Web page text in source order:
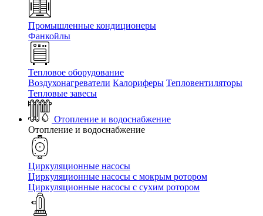
Промышленные кондиционеры
Фанкойлы
Тепловое оборудование
Воздухонагреватели Калориферы Тепловентиляторы
Тепловые завесы
Отопление и водоснабжение
Отопление и водоснабжение
Циркуляционные насосы
Циркуляционные насосы с мокрым ротором
Циркуляционные насосы с сухим ротором